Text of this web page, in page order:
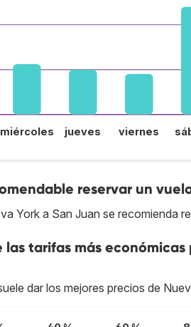
miércoles jueves viernes
reservar un
York a San Juan se recomienda
tarifas más
dar los mejores precios de